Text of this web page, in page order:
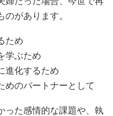
があります。
ため
学ぶため
進化するため
めのパートナーとして
った感情的な課題や、執